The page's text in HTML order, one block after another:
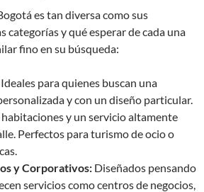
es tan diversa como sus
categorías y qué esperar de cada una
fino en su búsqueda:
Ideales para quienes buscan una
y con un diseño particular.
y un servicio altamente
Perfectos para turismo de ocio o
y Corporativos: Diseñados pensando
servicios como centros de negocios,